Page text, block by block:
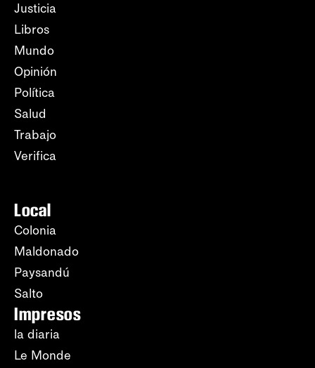
Justicia
Libros
Mundo
Opinión
Política
Salud
Trabajo
Verifica
Local
Colonia
Maldonado
Paysandú
Salto
Impresos
la diaria
Le Monde